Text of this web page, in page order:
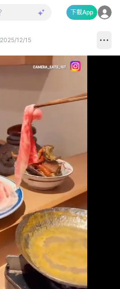
下載App
2025/12/15